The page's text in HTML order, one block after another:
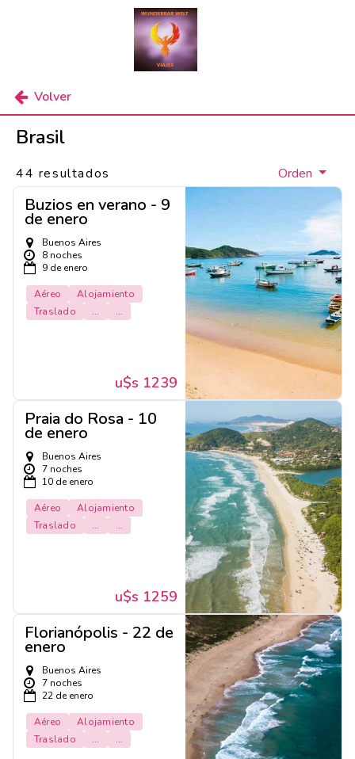
Volver
Brasil
44 resultados Orden
Buzios en verano - 9
de enero
Buenos Aires
8 noches
9 de enero
Aéreo
Alojamiento
Traslado
... ...
u$s 1239
Praia do Rosa - 10
de enero
Buenos Aires
7 noches
10 de enero
Aéreo
Alojamiento
Traslado
... ...
u$s 1259
Florianópolis - 22 de
enero
Buenos Aires
7 noches
22 de enero
Aéreo
Alojamiento
Traslado
... ...